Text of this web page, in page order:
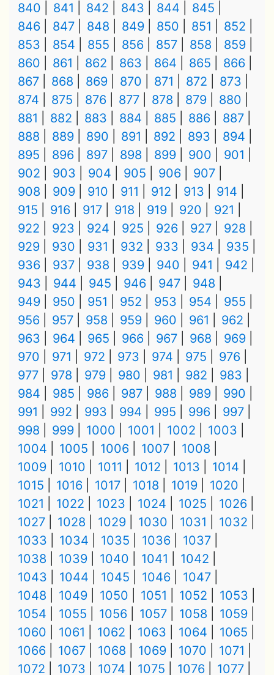
840
841 842 843 844
845
846
847 848 849 850 851
852
853
854 855 856 857 858
859
860
861 862 863 864 865
866
867
868 869 870 871 872
873
874
875 876 877 878 879
880
881
882 883 884 885 886
887
888
889 890 891 892 893
894
895
896 897 898 899 900
901
902
903 904 905 906
907
908
909 910 911 912 913
914
915
916 917 918 919 920
921
922
923 924 925 926 927
928
929
930 931 932 933 934
935
936
937 938 939 940 941
942
943
944 945 946 947
948
949
950 951 952 953 954
955
956
957 958 959 960 961
962
963
964 965 966 967 968
969
970
971 972 973 974 975
976
977
978 979 980 981 982
983
984
985 986 987 988 989
990
991
992 993 994 995 996
997
998
999 1000 1001 1002
1003
1004
1005 1006 1007
1008
1009
1010 1011 1012 1013
1014
1015
1016 1017 1018 1019
1020
1021
1022 1023 1024 1025
1026
1027
1028 1029 1030 1031
1032
1033
1034 1035 1036
1037
1038
1039 1040 1041
1042
1043
1044 1045 1046
1047
1048
1049 1050 1051 1052
1053
1054
1055 1056 1057 1058
1059
1060
1061 1062 1063 1064
1065
1066
1067 1068 1069 1070
1071
1072
1073 1074 1075 1076 1077